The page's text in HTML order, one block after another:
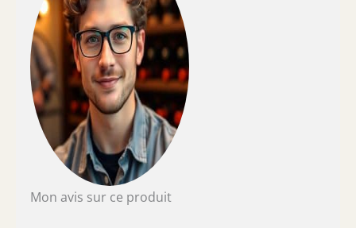
internationale (ISO/INAO) pour un verre
de dégustation de vin, nos petits verres
à tige courte sont également parfaits
pour la dégustation de vin de niveau
professionnel, la verrerie de restaurant
bistrot et divertir les invités lors de votre
fête de dégustation de vin à la maison.
Cependant, ne soyez pas surpris si vous
portez ces mini élégants tous les jours,
ils se sentent si bien dans votre main
Qualité luxueuse : verre soufflé à la main
sans plomb, avec une construction sans
Mon avis sur ce produit